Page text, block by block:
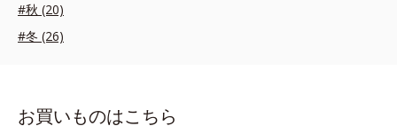
#秋 (20)
#冬 (26)
お買いものはこちら